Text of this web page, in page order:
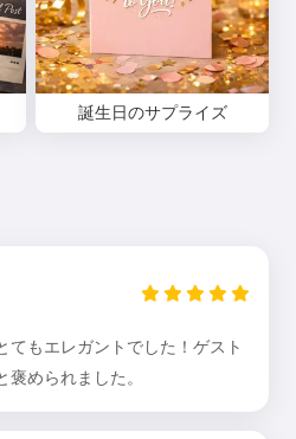
誕生日のサプライズ
てもエレガントでした！ゲスト
められました。